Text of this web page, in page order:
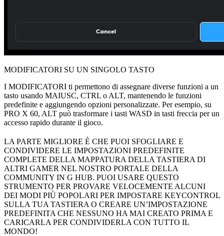
MODIFICATORI SU UN SINGOLO TASTO
I MODIFICATORI ti permettono di assegnare diverse funzioni a un
tasto usando MAIUSC, CTRL o ALT, mantenendo le funzioni
predefinite e aggiungendo opzioni personalizzate. Per esempio, su
PRO X 60, ALT può trasformare i tasti WASD in tasti freccia per un
accesso rapido durante il gioco.
LA PARTE MIGLIORE È CHE PUOI SFOGLIARE E
CONDIVIDERE LE IMPOSTAZIONI PREDEFINITE
COMPLETE DELLA MAPPATURA DELLA TASTIERA DI
ALTRI GAMER NEL NOSTRO PORTALE DELLA
COMMUNITY IN G HUB. PUOI USARE QUESTO
STRUMENTO PER PROVARE VELOCEMENTE ALCUNI
DEI MODI PIÙ POPOLARI PER IMPOSTARE KEYCONTROL
SULLA TUA TASTIERA O CREARE UN’IMPOSTAZIONE
PREDEFINITA CHE NESSUNO HA MAI CREATO PRIMA E
CARICARLA PER CONDIVIDERLA CON TUTTO IL
MONDO!